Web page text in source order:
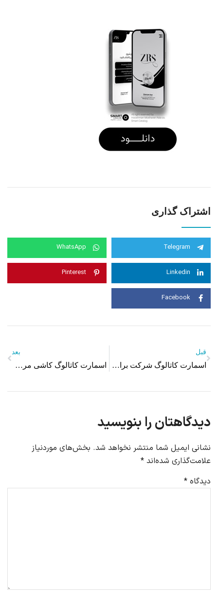
اشتراک گذاری
Telegram
WhatsApp
Linkedin
Pinterest
Facebook
قبل
اسمارت کاتالوگ شرکت برایت هوم
بعد
اسمارت کاتالوگ کاشی مرجان
دیدگاهتان را بنویسید
نشانی ایمیل شما منتشر نخواهد شد. بخش‌های موردنیاز
علامت‌گذاری شده‌اند *
دیدگاه *